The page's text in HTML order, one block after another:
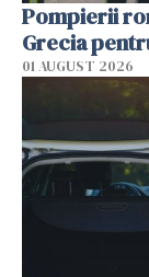
Pompierii
Grecia
01 AUGUST 2026